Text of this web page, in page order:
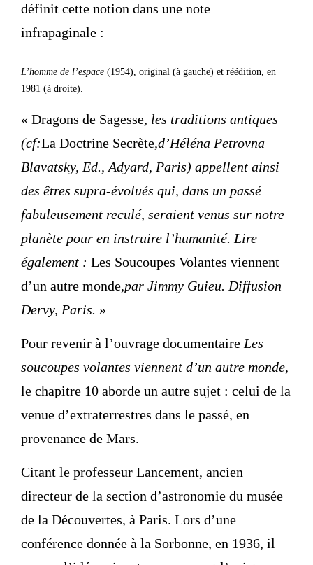
définit cette notion dans une note
infrapaginale :
L’homme de l’espace (1954), original (à gauche) et réédition, en
1981 (à droite).
« Dragons de Sagesse, les traditions antiques
(cf:La Doctrine Secrète,d’Héléna Petrovna
Blavatsky, Ed., Adyard, Paris) appellent ainsi
des êtres supra-évolués qui, dans un passé
fabuleusement reculé, seraient venus sur notre
planète pour en instruire l’humanité. Lire
également : Les Soucoupes Volantes viennent
d’un autre monde,par Jimmy Guieu. Diffusion
Dervy, Paris. »
Pour revenir à l’ouvrage documentaire Les
soucoupes volantes viennent d’un autre monde,
le chapitre 10 aborde un autre sujet : celui de la
venue d’extraterrestres dans le passé, en
provenance de Mars.
Citant le professeur Lancement, ancien
directeur de la section d’astronomie du musée
de la Découvertes, à Paris. Lors d’une
conférence donnée à la Sorbonne, en 1936, il